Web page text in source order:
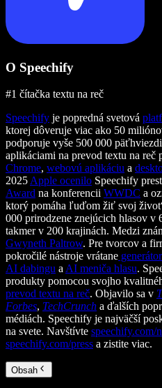
O Speechify
#1 čítačka textu na reč
Speechify je popredná svetová
ktorej dôveruje viac ako 50
podporuje vyše 500 000
aplikáciami na prevod textu na reč
Chrome, webovú aplikáciu a
2025 Apple ocenilo Speechify
Award na konferencii WWDC a
ktorý pomáha ľuďom žiť svoj
000 prirodzene znejúcich hlasov v
takmer v 200 krajinách. Medzi
Gwyneth Paltrow. Pre tvorcov a
pokročilé nástroje vrátane
AI dabingu a AI meniča hlasu.
produkty pomocou svojho
prevod textu na reč. Objavilo sa v
Forbes, TechCrunch a ďalších
médiách. Speechify je najväčší
na svete. Navštívte speechify.com/
speechify.com/press a zistite viac.
Obsah